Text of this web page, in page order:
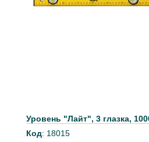
Уровень "Лайт", 3 глазка,
Код: 18015